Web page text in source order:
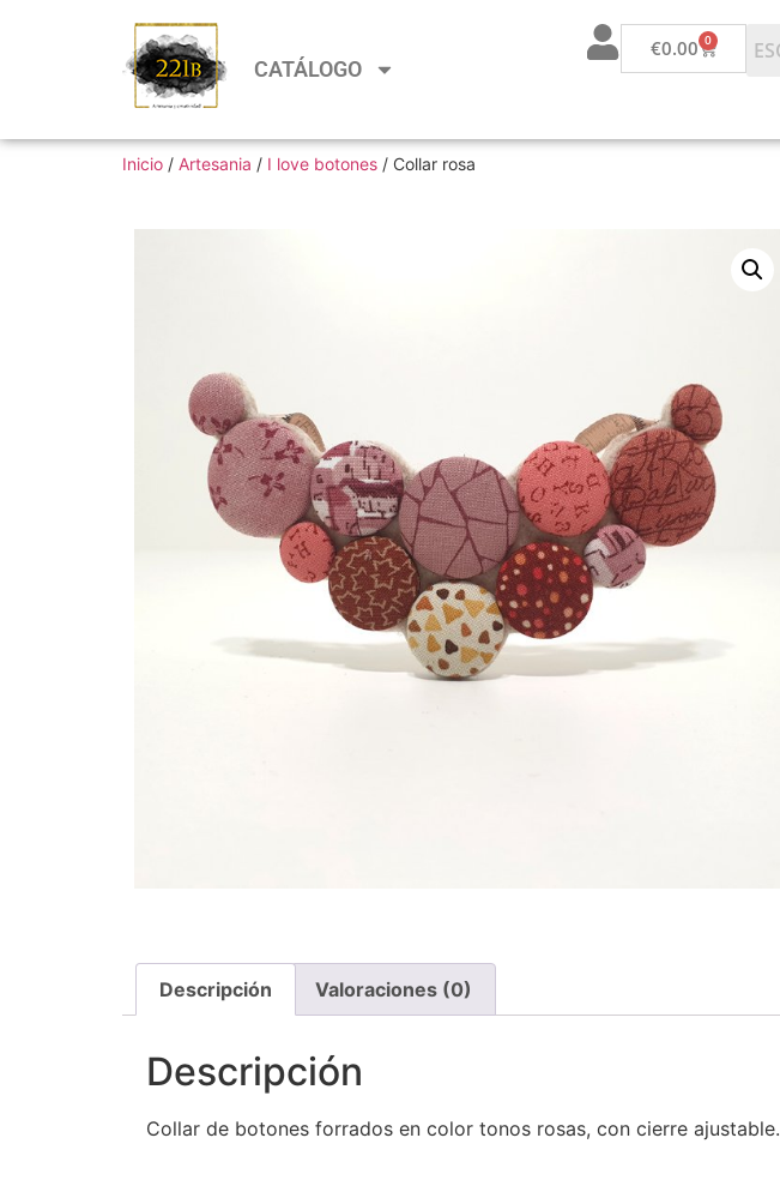
CATÁLOGO
€0.00 0
Inicio / Artesania / I love botones / Collar rosa
Descripción Valoraciones (0)
Descripción
Collar de botones forrados en color tonos rosas, con cierre ajustable.